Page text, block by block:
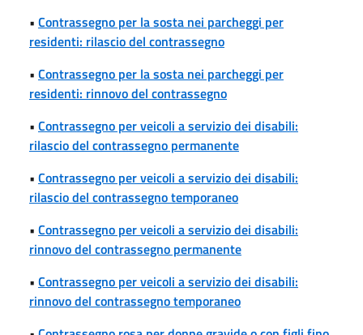
• Contrassegno per la sosta nei parcheggi per
residenti: rilascio del contrassegno
• Contrassegno per la sosta nei parcheggi per
residenti: rinnovo del contrassegno
• Contrassegno per veicoli a servizio dei disabili:
rilascio del contrassegno permanente
• Contrassegno per veicoli a servizio dei disabili:
rilascio del contrassegno temporaneo
• Contrassegno per veicoli a servizio dei disabili:
rinnovo del contrassegno permanente
• Contrassegno per veicoli a servizio dei disabili:
rinnovo del contrassegno temporaneo